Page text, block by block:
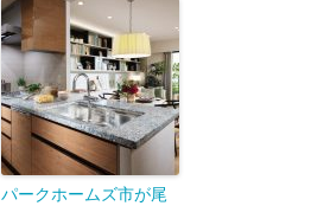
パークホームズ市が尾